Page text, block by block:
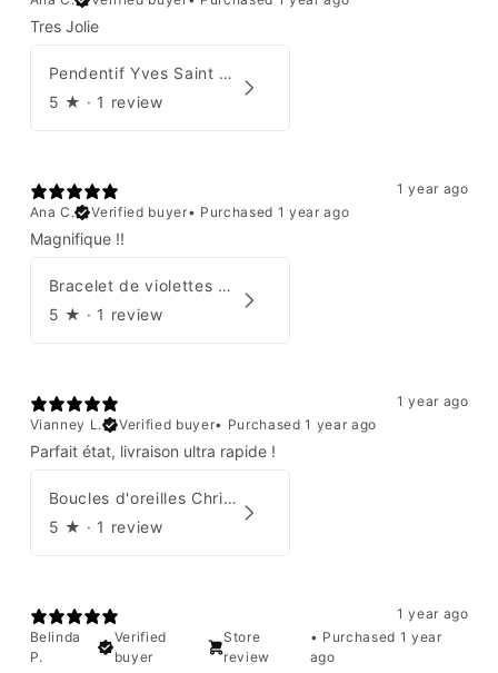
Tres Jolie
Pendentif Yves Saint Laurent
5 ★ · 1 review
1 year ago
Ana C.
Verified buyer• Purchased 1 year ago
Magnifique !!
Bracelet de violettes Augustine
5 ★ · 1 review
1 year ago
Vianney L.
Verified buyer• Purchased 1 year ago
Parfait état, livraison ultra rapide !
Boucles d'oreilles Christian Dior
5 ★ · 1 review
1 year ago
Belinda
P.
Verified
buyer
Store
review
• Purchased 1 year
ago